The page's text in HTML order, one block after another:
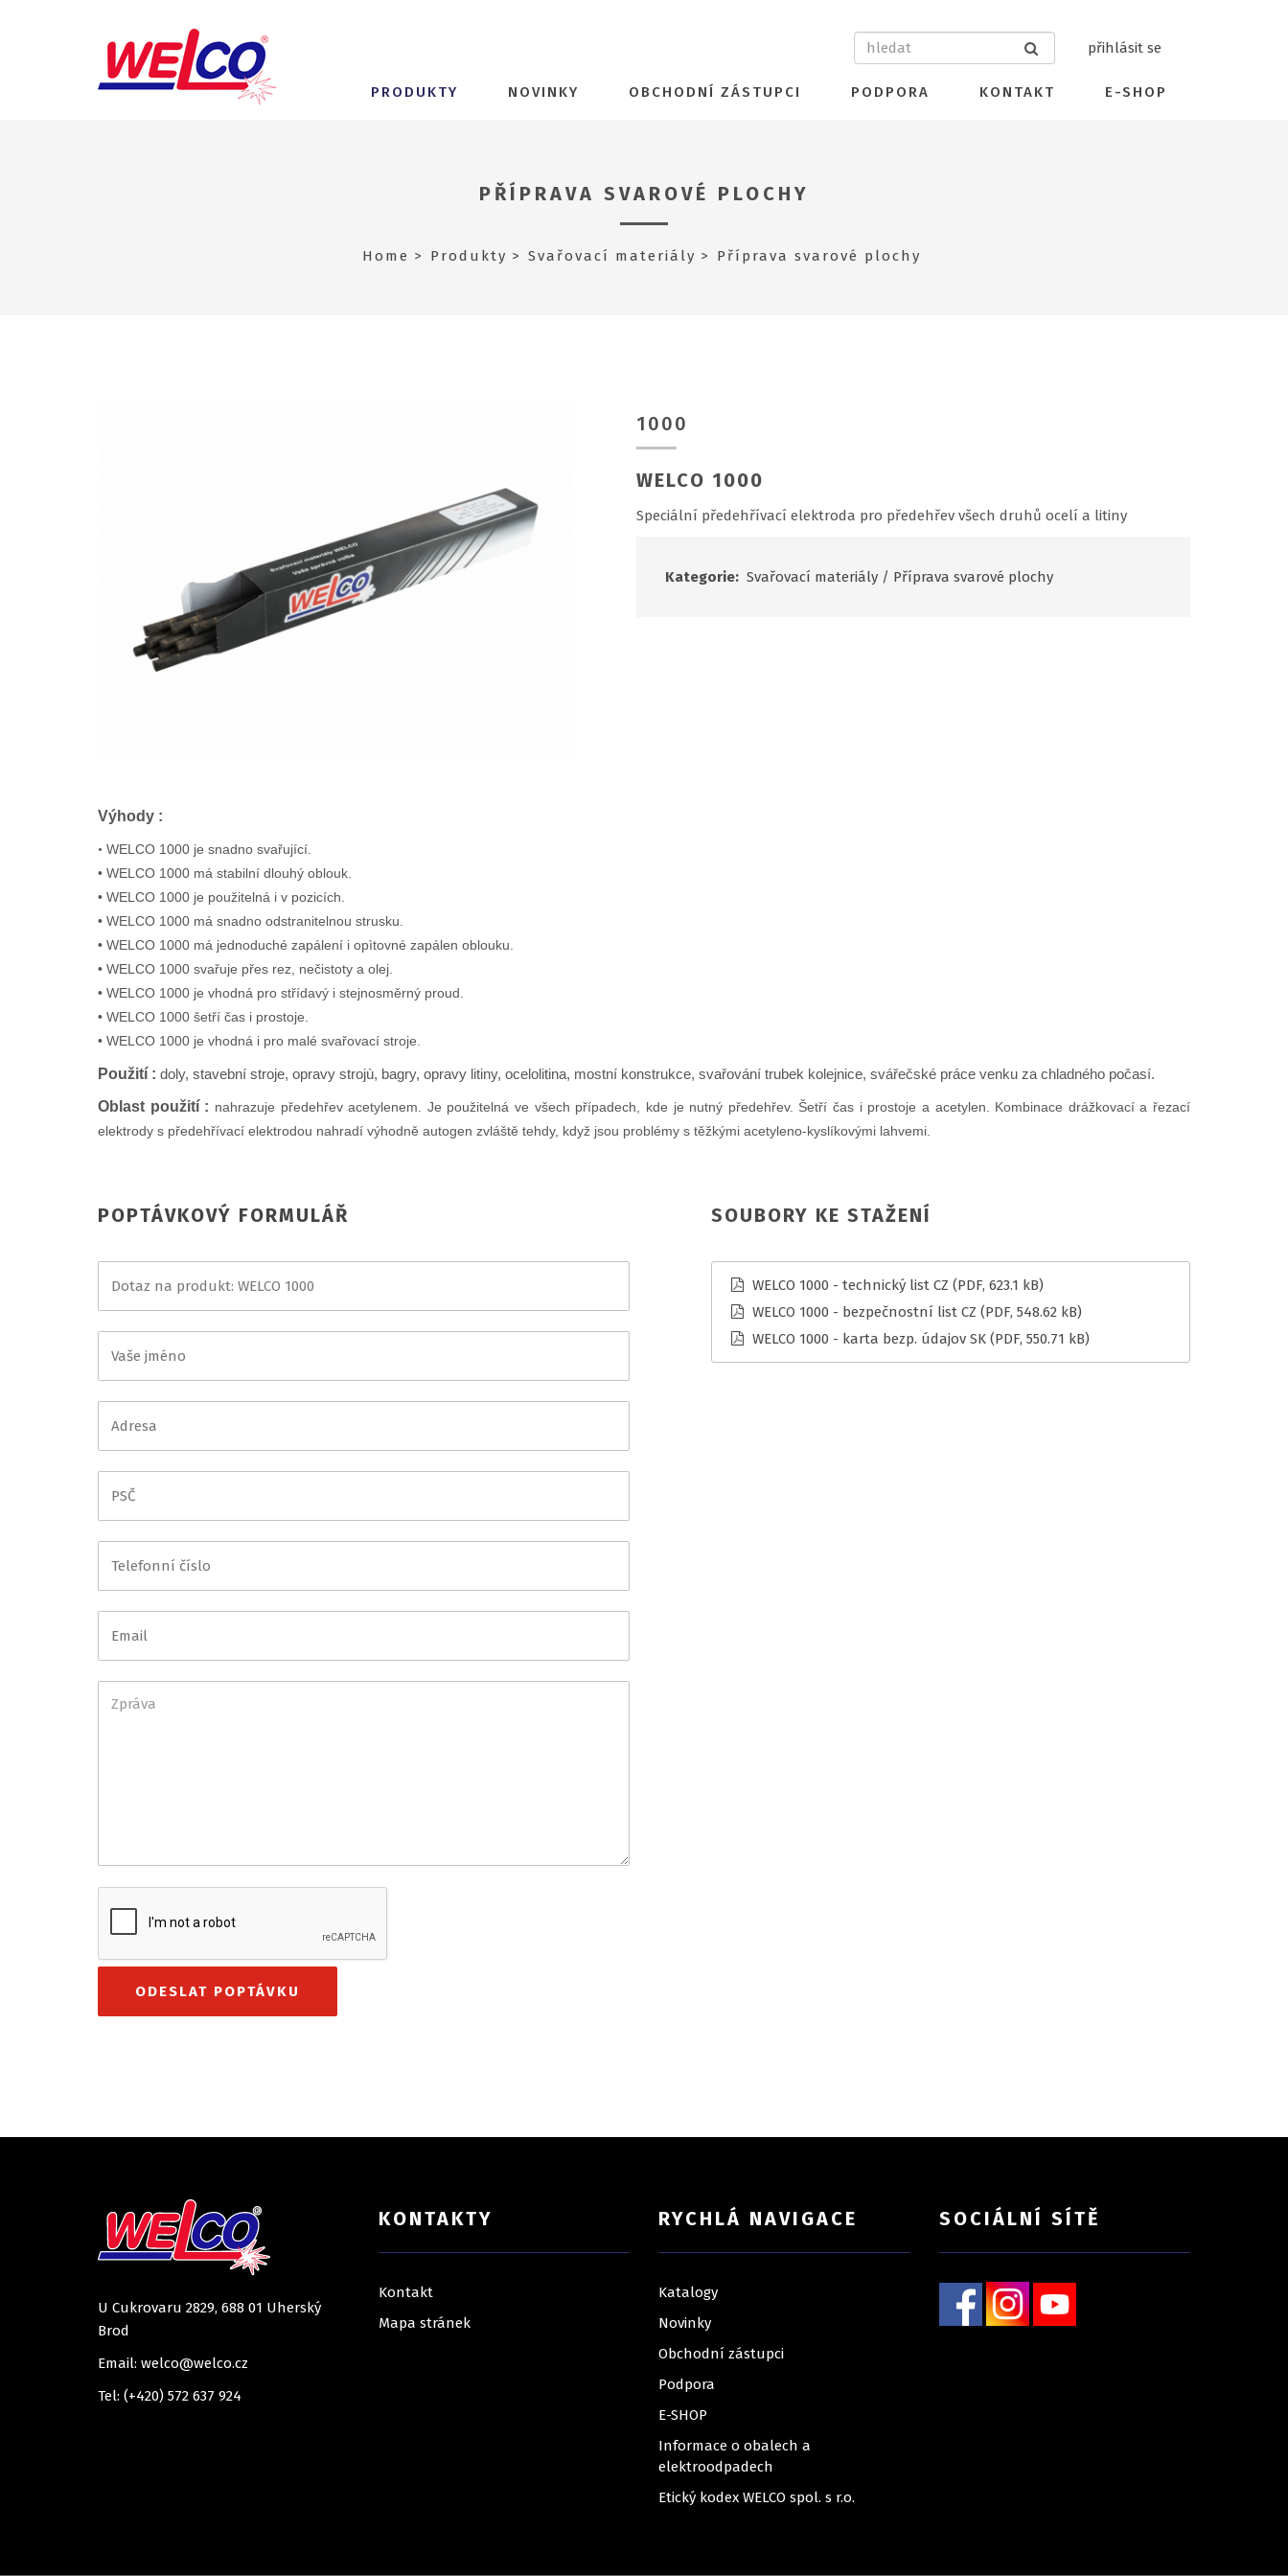
přihlásit se
PRODUKTY NOVINKY OBCHODNÍ ZÁSTUPCI PODPORA KONTAKT E-SHOP
PŘÍPRAVA SVAROVÉ PLOCHY
Home Produkty Svařovací materiály Příprava svarové plochy
1000
WELCO 1000
Speciální předehřívací elektroda pro předehřev všech druhů ocelí a litiny
Kategorie: Svařovací materiály/ Příprava svarové plochy
Výhody :
• WELCO 1000 je snadno svařující.
• WELCO 1000 má stabilní dlouhý oblouk.
• WELCO 1000 je použitelná i v pozicích.
• WELCO 1000 má snadno odstranitelnou strusku.
• WELCO 1000 má jednoduché zapálení i opìtovné zapálen oblouku.
• WELCO 1000 svařuje přes rez, nečistoty a olej.
• WELCO 1000 je vhodná pro střídavý i stejnosměrný proud.
• WELCO 1000 šetří čas i prostoje.
• WELCO 1000 je vhodná i pro malé svařovací stroje.
Použití : doly, stavební stroje, opravy strojù, bagry, opravy litiny, ocelolitina, mostní konstrukce, svařování trubek kolejnice, svářečské práce venku za chladného počasí.
Oblast použití : nahrazuje předehřev acetylenem. Je použitelná ve všech případech, kde je nutný předehřev. Šetří čas i prostoje a acetylen. Kombinace drážkovací a řezací
elektrody s předehřívací elektrodou nahradí výhodně autogen zvláště tehdy, když jsou problémy s těžkými acetyleno-kyslíkovými lahvemi.
SOUBORY KE STAŽENÍ
WELCO 1000 - technický list CZ (PDF, 623.1 kB)
WELCO 1000 - bezpečnostní list CZ (PDF, 548.62 kB)
WELCO 1000 - karta bezp. údajov SK (PDF, 550.71 kB)
POPTÁVKOVÝ FORMULÁŘ
U Cukrovaru 2829, 688 01 Uherský
Brod
Email: welco@welco.cz
Tel: (+420) 572 637 924
KONTAKTY
Kontakt
Mapa stránek
RYCHLÁ NAVIGACE
Katalogy
Novinky
Obchodní zástupci
Podpora
E-SHOP
Informace o obalech a
elektroodpadech
Etický kodex WELCO spol. s r.o.
SOCIÁLNÍ SÍTĚ